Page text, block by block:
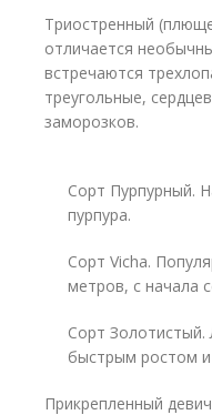
Триостренный
отличается
встречаются
треугольные,
заморозков.
Сорт Пурпурный.
пурпура.
Сорт Vicha.
метров, с начала
Сорт Золотистый.
быстрым ростом
Прикрепленный